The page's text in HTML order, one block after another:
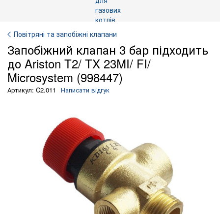
Повітряні та запобіжні клапани
Запобіжний клапан 3 бар підходить
до Ariston T2/ TX 23MI/ FI/
Microsystem (998447)
Артикул: C2.011 Написати відгук